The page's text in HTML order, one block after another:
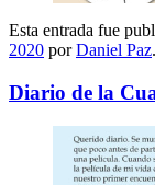
Esta entrada fue
2020 porDaniel Paz.
Diario de la